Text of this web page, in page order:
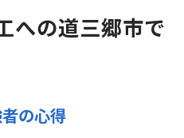
の成功事例
郷市でのキャリア形成
筋工のスキル
への道三郷市で
の心得